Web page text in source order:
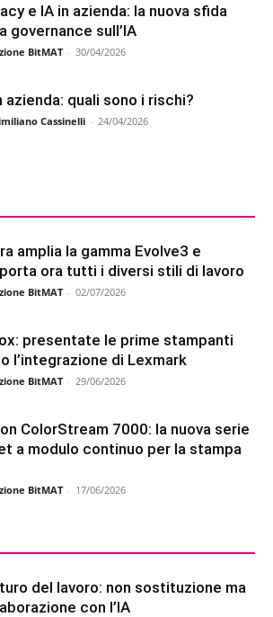
e IA in azienda: la nuova sfida
governance sull’IA
BitMAT - 30/04/2026
azienda: quali sono i rischi?
Cassinelli - 24/04/2026
amplia la gamma Evolve3 e
ora tutti i diversi stili di lavoro
BitMAT - 02/07/2026
presentate le prime stampanti
l’integrazione di Lexmark
BitMAT - 29/06/2026
ColorStream 7000: la nuova serie
a modulo continuo per la stampa
BitMAT - 17/06/2026
del lavoro: non sostituzione ma
con l’IA